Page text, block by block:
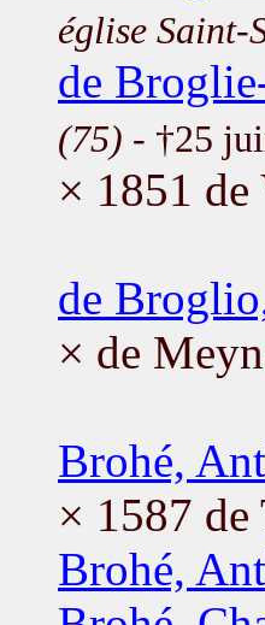
église Saint-
de
(75) - †25
× 1851
de
× de
Brohé,
× 1587 de
Brohé,